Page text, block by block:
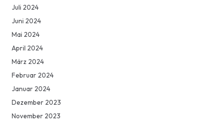
Juli 2024
Juni 2024
Mai 2024
April 2024
März 2024
Februar 2024
Januar 2024
Dezember 2023
November 2023